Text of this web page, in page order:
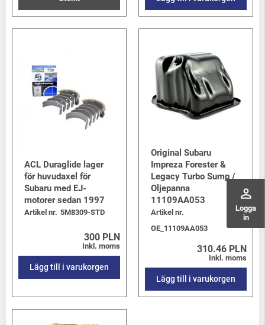
perm_identity
Logga
in
ACL Duraglide lager
för huvudaxel för
Subaru med EJ-
motorer sedan 1997
Artikel nr. 5M8309-STD
300 PLN
Inkl. moms
Lägg till i varukorgen
Original Subaru
Impreza Forester &
Legacy Turbo Sump /
Oljepanna
11109AA053
Artikel nr.
OE_11109AA053
310.46 PLN
Inkl. moms
Lägg till i varukorgen